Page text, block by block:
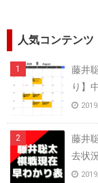
人気コンテンツ
藤井
り】
藤井
去状